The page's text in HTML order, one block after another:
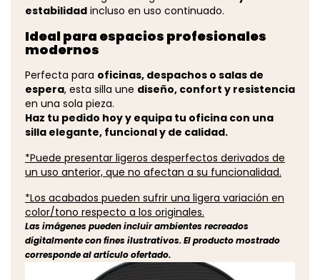
estabilidad incluso en uso continuado.
Ideal para espacios profesionales
modernos
Perfecta para oficinas, despachos o salas de
espera, esta silla une diseño, confort y resistencia
en una sola pieza.
Haz tu pedido hoy y equipa tu oficina con una
silla elegante, funcional y de calidad.
*Puede presentar ligeros desperfectos derivados de
un uso anterior, que no afectan a su funcionalidad.
*Los acabados pueden sufrir una ligera variación en
color/tono respecto a los originales.
Las imágenes pueden incluir ambientes recreados
digitalmente con fines ilustrativos. El producto mostrado
corresponde al artículo ofertado.